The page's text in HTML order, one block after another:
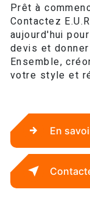
Prêt à
Contactez
aujourd'hui
devis et
Ensemble,
votre style et
En